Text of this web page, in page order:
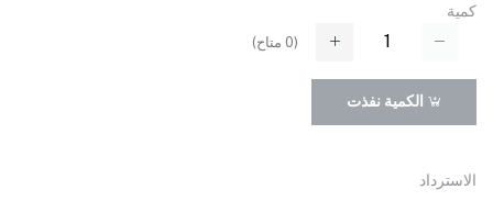
كمية
(
0 متاح)
الكمية نفذت
الاسترداد